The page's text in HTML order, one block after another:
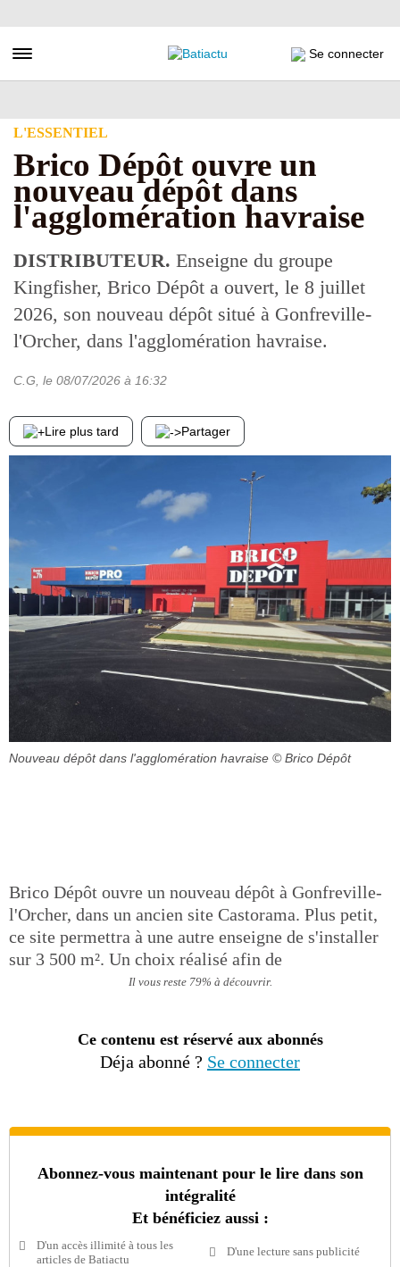
au
principal
Toggle navigation Se connecter
L'ESSENTIEL
Brico Dépôt ouvre un
nouveau dépôt dans
l'agglomération havraise
DISTRIBUTEUR. Enseigne du groupe
Kingfisher, Brico Dépôt a ouvert, le 8 juillet
2026, son nouveau dépôt situé à Gonfreville-
l'Orcher, dans l'agglomération havraise.
C.G , le 08/07/2026 à 16:32
Lire plus tard Partager
Nouveau dépôt dans l'agglomération havraise © Brico Dépôt
Brico Dépôt ouvre un nouveau dépôt à Gonfreville-
l'Orcher, dans un ancien site Castorama. Plus petit,
ce site permettra à une autre enseigne de s'installer
sur 3 500 m². Un choix réalisé afin de
Il vous reste 79% à découvrir.
Ce contenu est réservé aux abonnés
Déja abonné ? Se connecter
Abonnez-vous maintenant pour le lire dans son
intégralité
Et bénéficiez aussi :
D'un accès illimité à tous les
articles de Batiactu
D'une lecture sans publicité